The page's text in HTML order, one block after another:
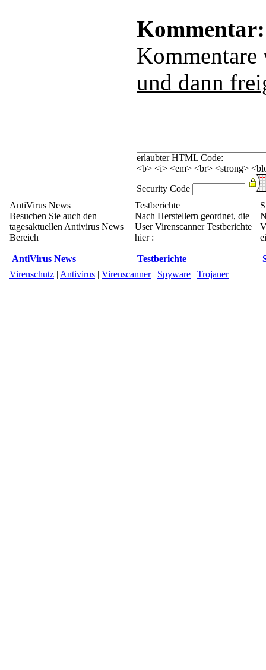
Kommentar:
und dann
erlaubter HTML Code:
<b> <i> <em> <br> <strong>
Security Code
AntiVirus News
Besuchen Sie auch den
tagesaktuellen Antivirus News
Bereich
AntiVirus News
Testberichte
Nach Herstellern geordnet, die
User Virenscanner Testberichte
hier :
Testberichte
Virenschutz | Antivirus | Virenscanner| Spyware | Trojaner